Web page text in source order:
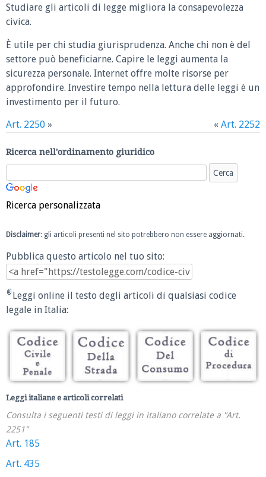
Studiare gli articoli di legge migliora la consapevolezza
civica.
È utile per chi studia giurisprudenza. Anche chi non è del
settore può beneficiarne. Capire le leggi aumenta la
sicurezza personale. Internet offre molte risorse per
approfondire. Investire tempo nella lettura delle leggi è un
investimento per il futuro.
Art. 2250 » « Art. 2252
Ricerca nell'ordinamento giuridico
Ricerca personalizzata
Disclaimer: gli articoli presenti nel sito potrebbero non essere aggiornati.
Pubblica questo articolo nel tuo sito:
Leggi online il testo degli articoli di qualsiasi codice
legale in Italia:
Leggi italiane e articoli correlati
Consulta i seguenti testi di leggi in italiano correlate a "Art.
2251"
Art. 185
Art. 435